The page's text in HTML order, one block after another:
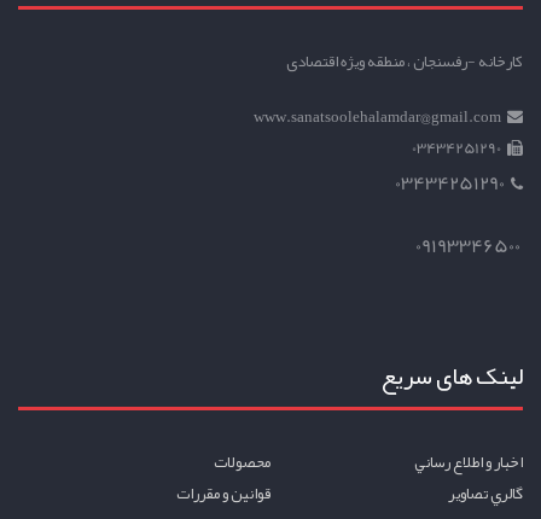
کارخانه -رفسنجان ، منطقه ویژه اقتصادی
www.sanatsoolehalamdar@gmail.com
03434251290
03434251290
09193346500
لینک های سریع
اخبار و اطلاع رساني
محصولات
گالري تصاوير
قوانين و مقررات